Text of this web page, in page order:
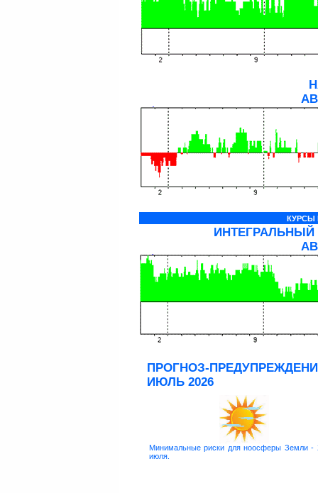
КУРСЫ
ИНТЕГРАЛЬНЫЙ
ПРОГНОЗ-
ИЮЛЬ 2026
Минимальные риски для ноосферы Земли -
июля.